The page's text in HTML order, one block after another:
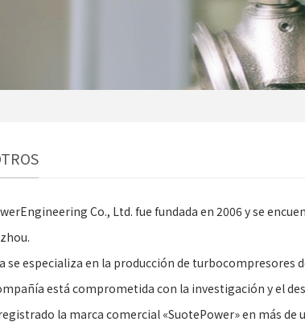
Co., Ltd. fue fundada en 2006 y se
se especializa en la producción de turbocompresores
está comprometida con la investigación y el
la marca comercial «SuotePower» en más